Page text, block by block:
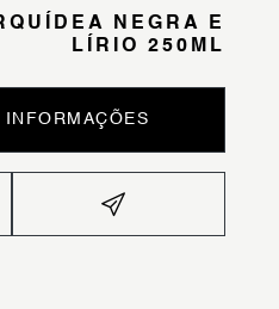
NEGRA E
LÍRIO 250ML